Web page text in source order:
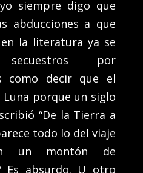
siempre digo que
abducciones a que
la literatura ya se
por
como decir que el
porque un siglo
“De la Tierra a
todo lo del viaje
un montón de
Es absurdo. U otro